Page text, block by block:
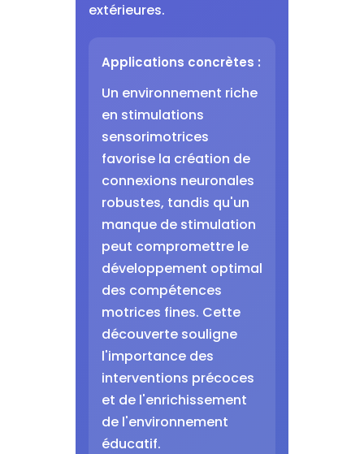
extérieures.
Applications concrètes :
Un environnement riche
en stimulations
sensorimotrices
favorise la création de
connexions neuronales
robustes, tandis qu'un
manque de stimulation
peut compromettre le
développement optimal
des compétences
motrices fines. Cette
découverte souligne
l'importance des
interventions précoces
et de l'enrichissement
de l'environnement
éducatif.